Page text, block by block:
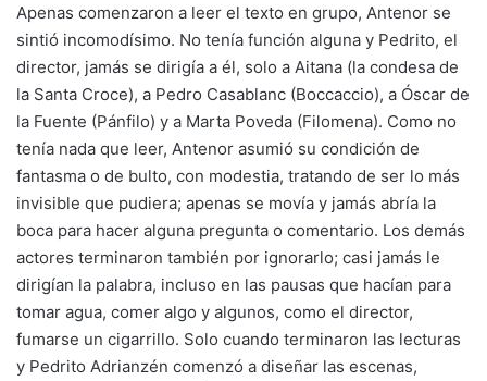
Apenas comenzaron a leer el texto en grupo, Antenor se
sintió incomodísimo. No tenía función alguna y Pedrito, el
director, jamás se dirigía a él, solo a Aitana (la condesa de
la Santa Croce), a Pedro Casablanc (Boccaccio), a Óscar de
la Fuente (Pánfilo) y a Marta Poveda (Filomena). Como no
tenía nada que leer, Antenor asumió su condición de
fantasma o de bulto, con modestia, tratando de ser lo más
invisible que pudiera; apenas se movía y jamás abría la
boca para hacer alguna pregunta o comentario. Los demás
actores terminaron también por ignorarlo; casi jamás le
dirigían la palabra, incluso en las pausas que hacían para
tomar agua, comer algo y algunos, como el director,
fumarse un cigarrillo. Solo cuando terminaron las lecturas
y Pedrito Adrianzén comenzó a diseñar las escenas,